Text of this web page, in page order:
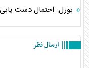
بورل: احتمال دست
ارسال نظر